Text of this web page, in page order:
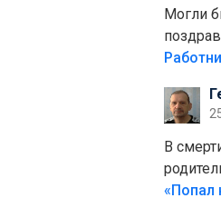
Могли
больше
В
что